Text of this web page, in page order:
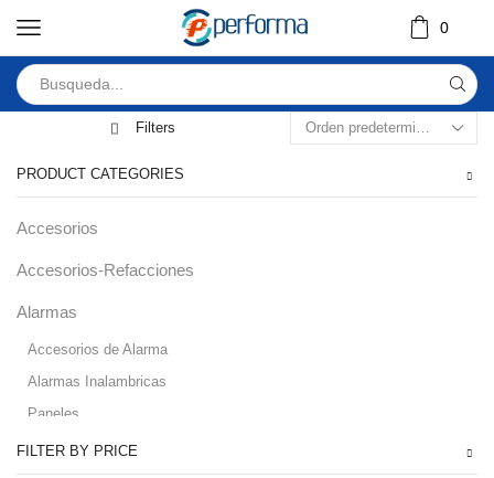
0
Filters
PRODUCT CATEGORIES
Accesorios
Accesorios-Refacciones
Alarmas
Accesorios de Alarma
Alarmas Inalambricas
Paneles
Audio
FILTER BY PRICE